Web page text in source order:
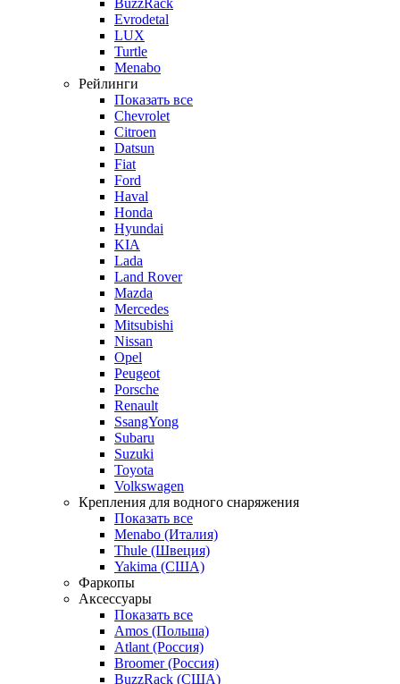
BuzzRack
Evrodetal
LUX
Turtle
Menabo
Рейлинги
Показать все
Chevrolet
Citroen
Datsun
Fiat
Ford
Haval
Honda
Hyundai
KIA
Lada
Land Rover
Mazda
Mercedes
Mitsubishi
Nissan
Opel
Peugeot
Porsche
Renault
SsangYong
Subaru
Suzuki
Toyota
Volkswagen
Крепления для водного снаряжения
Показать все
Menabo (Италия)
Thule (Швеция)
Yakima (США)
Фаркопы
Аксессуары
Показать все
Amos (Польша)
Atlant (Россия)
Broomer (Россия)
BuzzRack (США)